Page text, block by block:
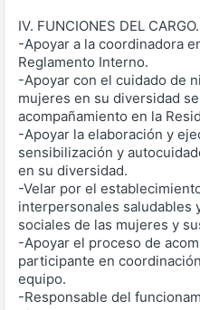
IV. FUNCIONES DEL CARGO.
-Apoyar a la coordinadora
Reglamento Interno.
-Apoyar con el cuidado de
mujeres en su diversidad
acompañamiento en la
-Apoyar la elaboración y
sensibilización y
en su diversidad.
-Velar por el
interpersonales saludables
sociales de las mujeres y
-Apoyar el proceso de
participante en
equipo.
-Responsable del